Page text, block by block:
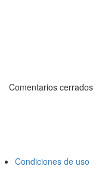
Comentarios cerrados
Condiciones de uso